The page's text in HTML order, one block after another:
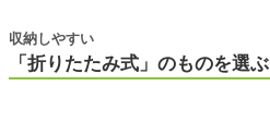
「折りたたみ式」のものを選ぶ
収納しやすい